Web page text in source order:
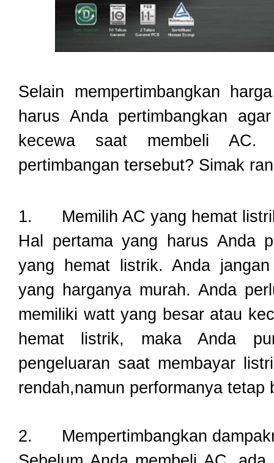
Selain mempertimbangkan
harus Anda pertimbangkan
kecewa saat membeli AC.
pertimbangan tersebut? Simak
1.
Memilih AC yang hemat
Hal pertama yang harus Anda
yang hemat listrik. Anda
yang harganya murah. Anda
memiliki watt yang besar atau
hemat listrik, maka Anda
pengeluaran saat membayar
rendah,namun performanya tetap
2.
Mempertimbangkan